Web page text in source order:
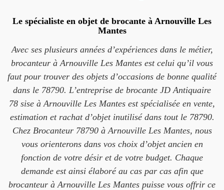
Le spécialiste en objet de brocante à Arnouville Les
Mantes
Avec ses plusieurs années d’expériences dans le métier,
brocanteur à Arnouville Les Mantes est celui qu’il vous
faut pour trouver des objets d’occasions de bonne qualité
dans le 78790. L’entreprise de brocante JD Antiquaire
78 sise à Arnouville Les Mantes est spécialisée en vente,
estimation et rachat d’objet inutilisé dans tout le 78790.
Chez Brocanteur 78790 à Arnouville Les Mantes, nous
vous orienterons dans vos choix d’objet ancien en
fonction de votre désir et de votre budget. Chaque
demande est ainsi élaboré au cas par cas afin que
brocanteur à Arnouville Les Mantes puisse vous offrir ce